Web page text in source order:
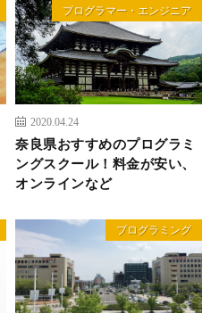
プログラマー・エンジニア
2020.04.24
奈良県おすすめのプログラミ
ングスクール！料金が安い、
オンラインなど
プログラミング